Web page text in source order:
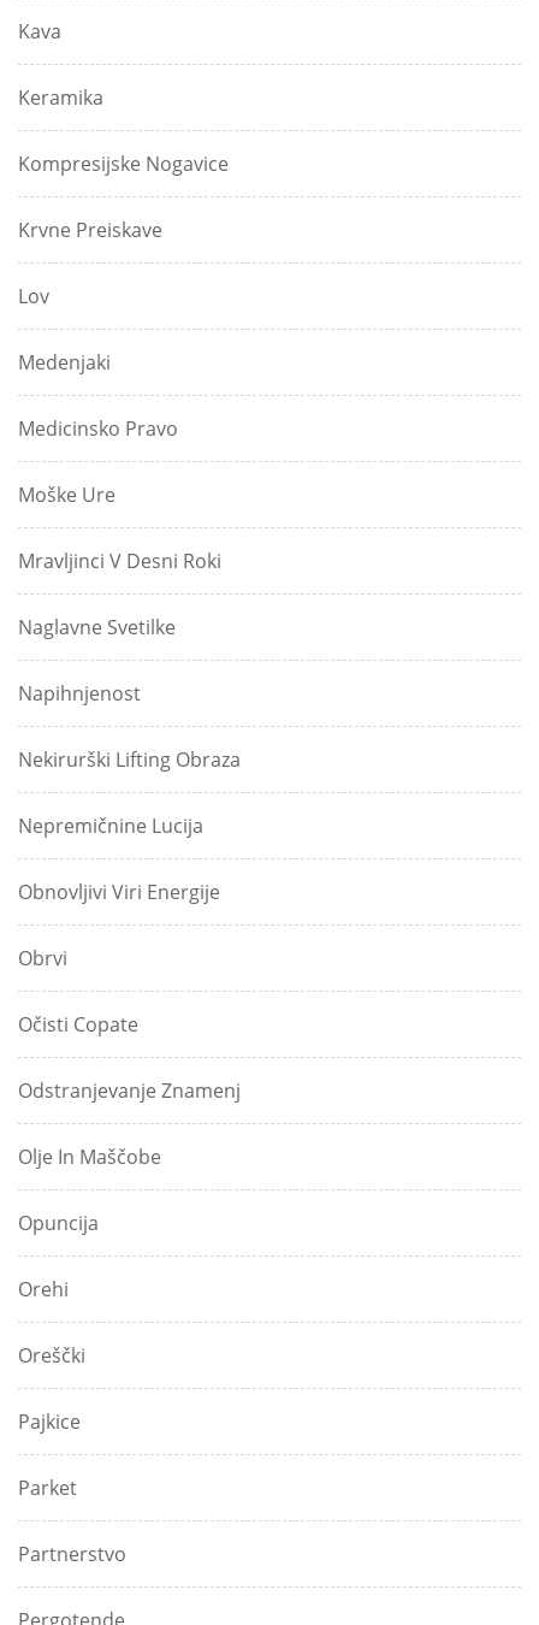
Kava
Keramika
Kompresijske Nogavice
Krvne Preiskave
Lov
Medenjaki
Medicinsko Pravo
Moške Ure
Mravljinci V Desni Roki
Naglavne Svetilke
Napihnjenost
Nekirurški Lifting Obraza
Nepremičnine Lucija
Obnovljivi Viri Energije
Obrvi
Očisti Copate
Odstranjevanje Znamenj
Olje In Maščobe
Opuncija
Orehi
Oreščki
Pajkice
Parket
Partnerstvo